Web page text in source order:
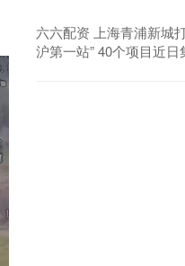
六六配资 上海青浦新城
沪第一站” 40个项目近日